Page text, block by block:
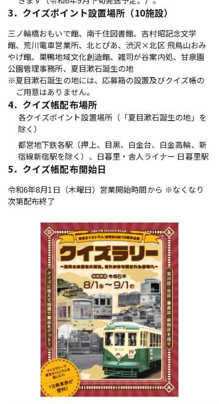
3．クイズポイント設置場所（10施設）
三ノ輪橋おもいで館、南千住図書館、吉村昭記念文学
館、荒川電車営業所、北とぴあ、渋沢×北区 飛鳥山おみ
やげ館、巣鴨地域文化創造館、雑司が谷案内処、甘泉園
公園管理事務所、夏目漱石誕生の地
※夏目漱石誕生の地には、応募箱の設置及びクイズ帳の
ご用意はありません。
4．クイズ帳配布場所
各クイズポイント設置場所（「夏目漱石誕生の地」を
除く）
都営地下鉄各駅（押上、目黒、白金台、白金高輪、新
宿線新宿駅を除く）、日暮里・舎人ライナー 日暮里駅
5．クイズ帳配布開始日
令和6年8月1日（木曜日）営業開始時間から ※なくなり
次第配布終了